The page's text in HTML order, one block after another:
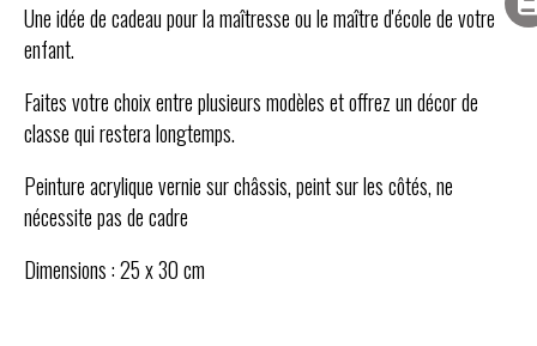
Une idée de cadeau pour la maîtresse ou le maître d'école de votre
enfant.
Faites votre choix entre plusieurs modèles et offrez un décor de
classe qui restera longtemps.
Peinture acrylique vernie sur châssis, peint sur les côtés, ne
nécessite pas de cadre
Dimensions : 25 x 30 cm